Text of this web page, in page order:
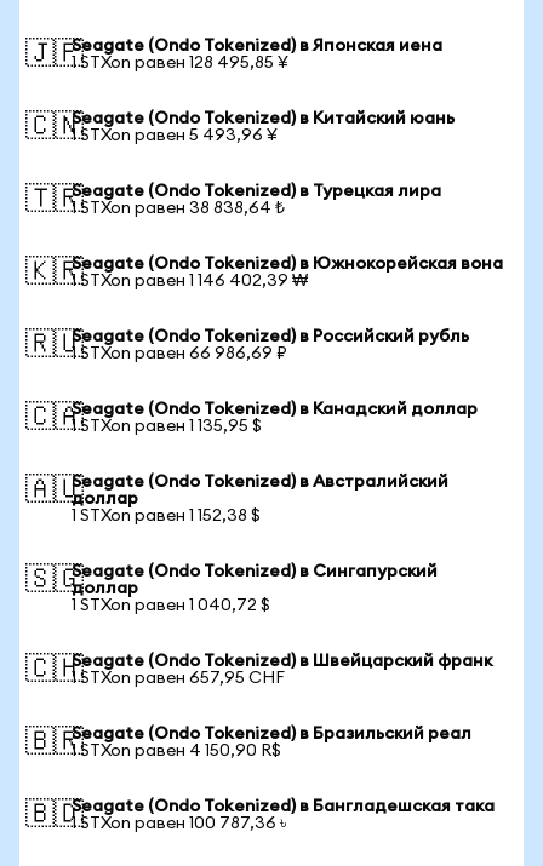
🇯🇵Seagate (Ondo Tokenized) в Японская иена
1 STXon равен 128 495,85 ¥
🇨🇳Seagate (Ondo Tokenized) в Китайский юань
1 STXon равен 5 493,96 ¥
🇹🇷Seagate (Ondo Tokenized) в Турецкая лира
1 STXon равен 38 838,64 ₺
🇰🇷Seagate (Ondo Tokenized) в Южнокорейская вона
1 STXon равен 1 146 402,39 ₩
🇷🇺Seagate (Ondo Tokenized) в Российский рубль
1 STXon равен 66 986,69 ₽
🇨🇦Seagate (Ondo Tokenized) в Канадский доллар
1 STXon равен 1 135,95 $
🇦🇺Seagate (Ondo Tokenized) в Австралийский
доллар
1 STXon равен 1 152,38 $
🇸🇬Seagate (Ondo Tokenized) в Сингапурский
доллар
1 STXon равен 1 040,72 $
🇨🇭Seagate (Ondo Tokenized) в Швейцарский франк
1 STXon равен 657,95 CHF
🇧🇷Seagate (Ondo Tokenized) в Бразильский реал
1 STXon равен 4 150,90 R$
🇧🇩Seagate (Ondo Tokenized) в Бангладешская така
1 STXon равен 100 787,36 ৳